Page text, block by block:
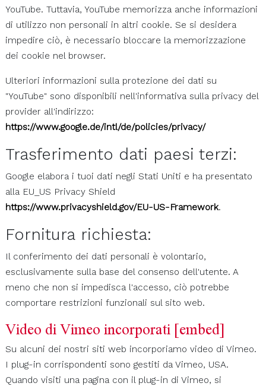
YouTube. Tuttavia, YouTube memorizza anche informazioni
di utilizzo non personali in altri cookie. Se si desidera
impedire ciò, è necessario bloccare la memorizzazione
dei cookie nel browser.
Ulteriori informazioni sulla protezione dei dati su
"YouTube" sono disponibili nell'informativa sulla privacy del
provider all'indirizzo:
https://www.google.de/intl/de/policies/privacy/
Trasferimento dati paesi terzi:
Google elabora i tuoi dati negli Stati Uniti e ha presentato
alla EU_US Privacy Shield
https://www.privacyshield.gov/EU-US-Framework.
Fornitura richiesta:
Il conferimento dei dati personali è volontario,
esclusivamente sulla base del consenso dell'utente. A
meno che non si impedisca l'accesso, ciò potrebbe
comportare restrizioni funzionali sul sito web.
Video di Vimeo incorporati [embed]
Su alcuni dei nostri siti web incorporiamo video di Vimeo.
I plug-in corrispondenti sono gestiti da Vimeo, USA.
Quando visiti una pagina con il plug-in di Vimeo, si